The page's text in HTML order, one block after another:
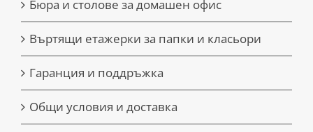
Бюра и столове за домашен офис
Въртящи етажерки за папки и класьори
Гаранция и поддръжка
Общи условия и доставка